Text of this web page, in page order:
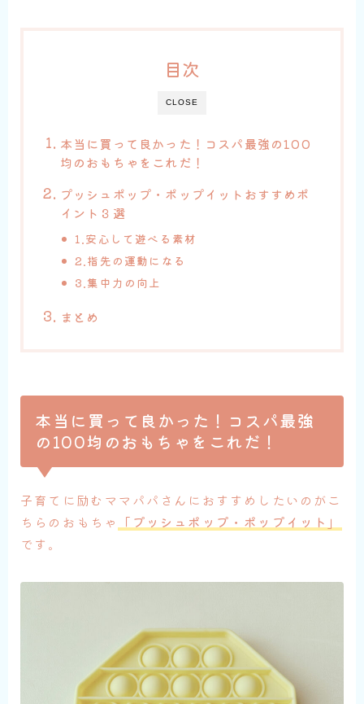
CLOSE
目次
本当に買って良かった！コスパ最強の100
均のおもちゃをこれだ！
プッシュポップ・ポップイットおすすめポ
イント３選
1.安心して遊べる素材
2.指先の運動になる
3.集中力の向上
まとめ
本当に買って良かった！コスパ最強
の100均のおもちゃをこれだ！
子育てに励むママパパさんにおすすめしたいのがこ
ちらのおもちゃ
「プッシュポップ・ポップイット」
です。